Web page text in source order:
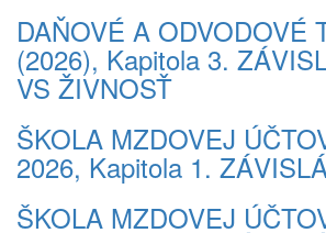
DAŇOVÉ A ODVODOVÉ
(2026), Kapitola 3.
VS ŽIVNOSŤ
ŠKOLA MZDOVEJ
2026, Kapitola 1.
ŠKOLA MZDOVEJ